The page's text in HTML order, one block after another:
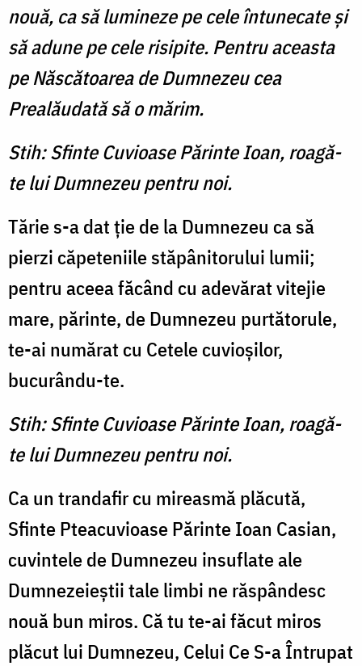
nouă, ca să lumineze pe cele întunecate şi
să adune pe cele risipite. Pentru aceasta
pe Născătoarea de Dumnezeu cea
Prealăudată să o mărim.
Stih: Sfinte Cuvioase Părinte Ioan, roagă-
te lui Dumnezeu pentru noi.
Tărie s-a dat ţie de la Dumnezeu ca să
pierzi căpeteniile stăpânitorului lumii;
pentru aceea făcând cu adevărat vitejie
mare, părinte, de Dumnezeu purtătorule,
te-ai numărat cu Cetele cuvioşilor,
bucurându-te.
Stih: Sfinte Cuvioase Părinte Ioan, roagă-
te lui Dumnezeu pentru noi.
Ca un trandafir cu mireasmă plăcută,
Sfinte Pteacuvioase Părinte Ioan Casian,
cuvintele de Dumnezeu insuflate ale
Dumnezeieştii tale limbi ne răspândesc
nouă bun miros. Că tu te-ai făcut miros
plăcut lui Dumnezeu, Celui Ce S-a Întrupat